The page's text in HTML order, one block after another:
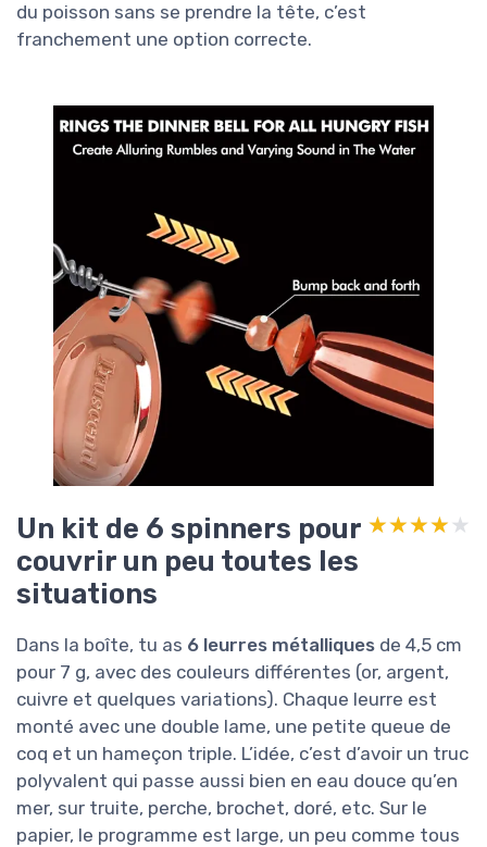
du poisson sans se prendre la tête, c’est
franchement une option correcte.
Un kit de 6 spinners pour
couvrir un peu toutes les
situations
★★★★★
★★★★★
Dans la boîte, tu as 6 leurres métalliques de 4,5 cm
pour 7 g, avec des couleurs différentes (or, argent,
cuivre et quelques variations). Chaque leurre est
monté avec une double lame, une petite queue de
coq et un hameçon triple. L’idée, c’est d’avoir un truc
polyvalent qui passe aussi bien en eau douce qu’en
mer, sur truite, perche, brochet, doré, etc. Sur le
papier, le programme est large, un peu comme tous